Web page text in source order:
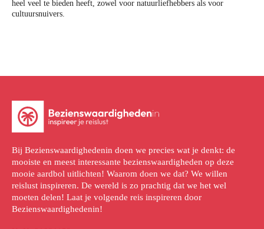
heel veel te bieden heeft, zowel voor natuurliefhebbers als voor
cultuursnuivers.
Bij Bezienswaardighedenin doen we precies wat je denkt: de
mooiste en meest interessante bezienswaardigheden op deze
mooie aardbol uitlichten! Waarom doen we dat? We willen
reislust inspireren. De wereld is zo prachtig dat we het wel
moeten delen! Laat je volgende reis inspireren door
Bezienswaardighedenin!